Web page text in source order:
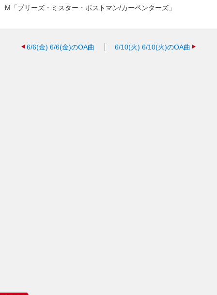
M「プリーズ・ミスター・ポストマン/カーペンターズ」
6/6(金) 6/6(金)のOA曲 6/10(火) 6/10(火)のOA曲